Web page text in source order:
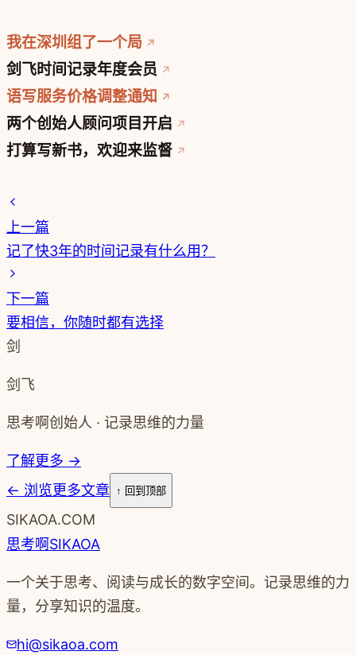
我在深圳组了一个局
剑飞时间记录年度会员
语写服务价格调整通知
两个创始人顾问项目开启
打算写新书，欢迎来监督
上一篇
记了快3年的时间记录有什么用？
下一篇
要相信，你随时都有选择
剑
剑飞
思考啊创始人 · 记录思维的力量
了解更多 →
← 浏览更多文章 ↑ 回到顶部
SIKAOA.COM
思考啊SIKAOA
一个关于思考、阅读与成长的数字空间。记录思维的力
量，分享知识的温度。
hi@sikaoa.com